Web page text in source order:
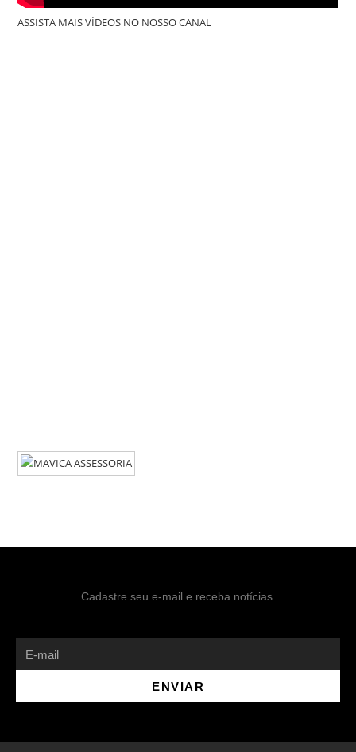
ASSISTA MAIS VÍDEOS NO NOSSO CANAL
Cadastre seu e-mail e receba notícias.
ENVIAR